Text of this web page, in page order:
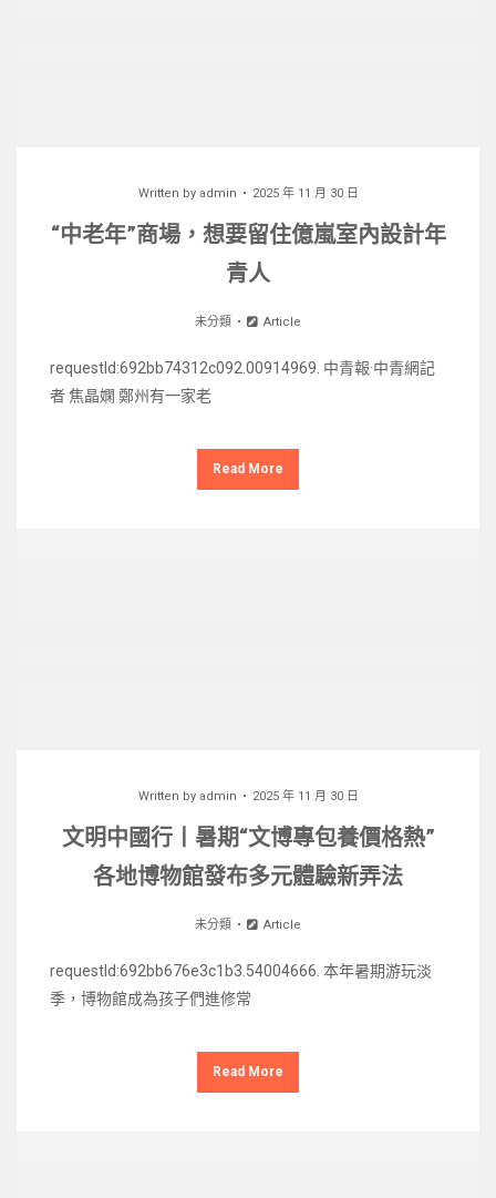
Written by admin 2025 年 11 月 30 日
“中老年”商場，想要留住億嵐室內設計年
青人
未分類 Article
requestId:692bb74312c092.00914969. 中青報·中青網記
者 焦晶嫻 鄭州有一家老
Read More
Written by admin 2025 年 11 月 30 日
文明中國行丨暑期“文博專包養價格熱”
各地博物館發布多元體驗新弄法
未分類 Article
requestId:692bb676e3c1b3.54004666. 本年暑期游玩淡
季，博物館成為孩子們進修常
Read More